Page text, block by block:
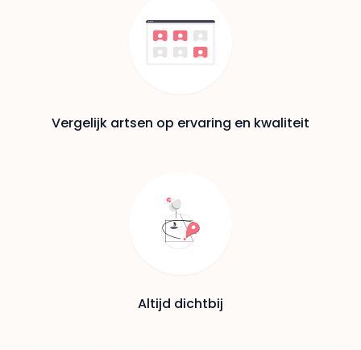
Vergelijk artsen op ervaring en kwaliteit
Altijd dichtbij